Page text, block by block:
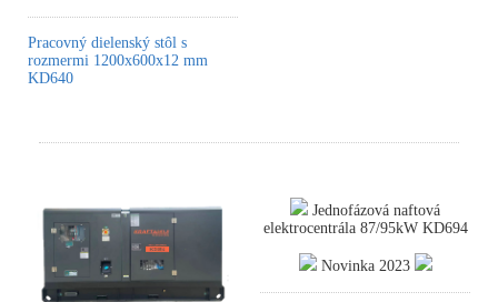
Pracovný dielenský stôl s
rozmermi 1200x600x12 mm
KD640
Jednofázová naftová
elektrocentrála 87/95kW KD694
Novinka 2023